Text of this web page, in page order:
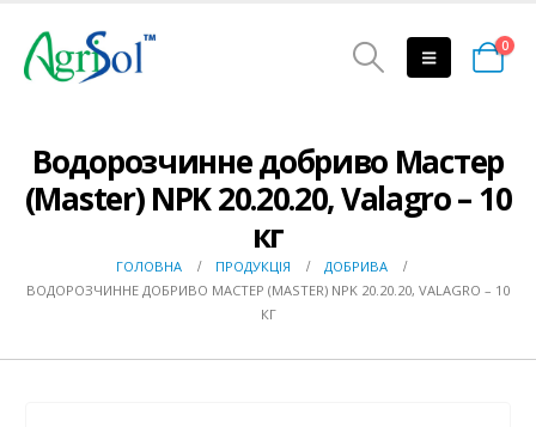
0
Водорозчинне добриво Мастер
(Master) NPK 20.20.20, Valagro – 10
кг
ГОЛОВНА ПРОДУКЦІЯ
ДОБРИВА
ВОДОРОЗЧИННЕ ДОБРИВО МАСТЕР (MASTER) NPK 20.20.20, VALAGRO – 10
КГ